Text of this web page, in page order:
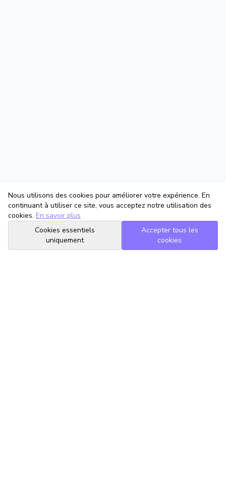
Nous utilisons des cookies pour améliorer votre expérience. En
continuant à utiliser ce site, vous acceptez notre utilisation des
cookies. En savoir plus
Cookies essentiels
uniquement
Accepter tous les
cookies